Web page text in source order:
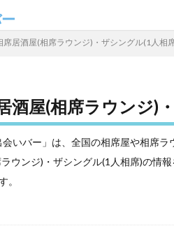
席居酒屋(相席ラウンジ)・ザシングル(1人相
酒屋(相席ラウンジ)
会いバー」は、全国の相席屋や相席
ウンジ)・ザシングル(1人相席)の情
。